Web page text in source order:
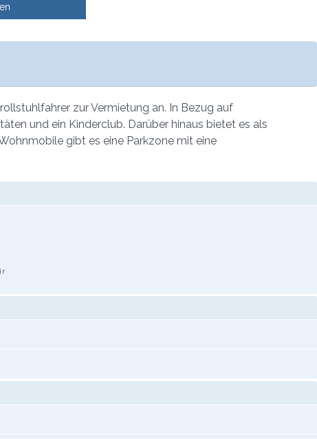
zur Vermietung an. In Bezug auf
und ein Kinderclub. Darüber hinaus bietet es als
gibt es eine Parkzone mit eine